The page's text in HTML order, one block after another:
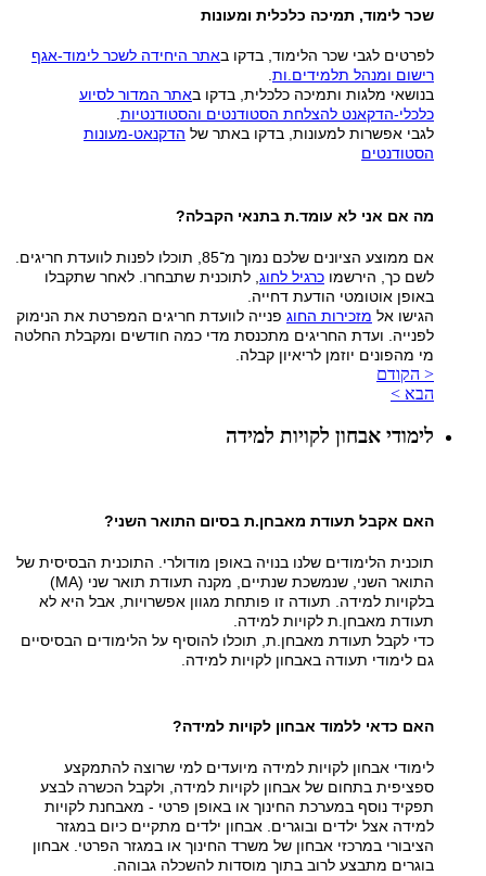
שכר לימוד, תמיכה כלכלית ומעונות
לפרטים לגבי שכר הלימוד, בדקו באתר היחידה לשכר לימוד-אגף
רישום ומנהל תלמידים.ות.
בנושאי מלגות ותמיכה כלכלית, בדקו באתר המדור לסיוע
כלכלי-הדקאנט להצלחת הסטודנטים והסטודנטיות.
לגבי אפשרות למעונות, בדקו באתר של הדקנאט-מעונות
הסטודנטים
מה אם אני לא עומד.ת בתנאי הקבלה?
אם ממוצע הציונים שלכם נמוך מ־85, תוכלו לפנות לוועדת חריגים.
לשם כך, הירשמו כרגיל לחוג , לתוכנית שתבחרו. לאחר שתקבלו
באופן אוטומטי הודעת דחייה.
הגישו אל מזכירות החוג פנייה לוועדת חריגים המפרטת את הנימוק
לפנייה. ועדת החריגים מתכנסת מדי כמה חודשים ומקבלת החלטה
מי מהפונים יוזמן לריאיון קבלה.
< הקודם
הבא >
לימודי אבחון לקויות למידה
האם אקבל תעודת מאבחן.ת בסיום התואר השני?
תוכנית הלימודים שלנו בנויה באופן מודולרי. התוכנית הבסיסית של
התואר השני, שנמשכת שנתיים, מקנה תעודת תואר שני (MA)
בלקויות למידה. תעודה זו פותחת מגוון אפשרויות, אבל היא לא
תעודת מאבחן.ת לקויות למידה.
כדי לקבל תעודת מאבחן.ת, תוכלו להוסיף על הלימודים הבסיסיים
גם לימודי תעודה באבחון לקויות למידה.
האם כדאי ללמוד אבחון לקויות למידה?
לימודי אבחון לקויות למידה מיועדים למי שרוצה להתמקצע
ספציפית בתחום של אבחון לקויות למידה, ולקבל הכשרה לבצע
תפקיד נוסף במערכת החינוך או באופן פרטי - מאבחנת לקויות
למידה אצל ילדים ובוגרים. אבחון ילדים מתקיים כיום במגזר
הציבורי במרכזי אבחון של משרד החינוך או במגזר הפרטי. אבחון
בוגרים מתבצע לרוב בתוך מוסדות להשכלה גבוהה.